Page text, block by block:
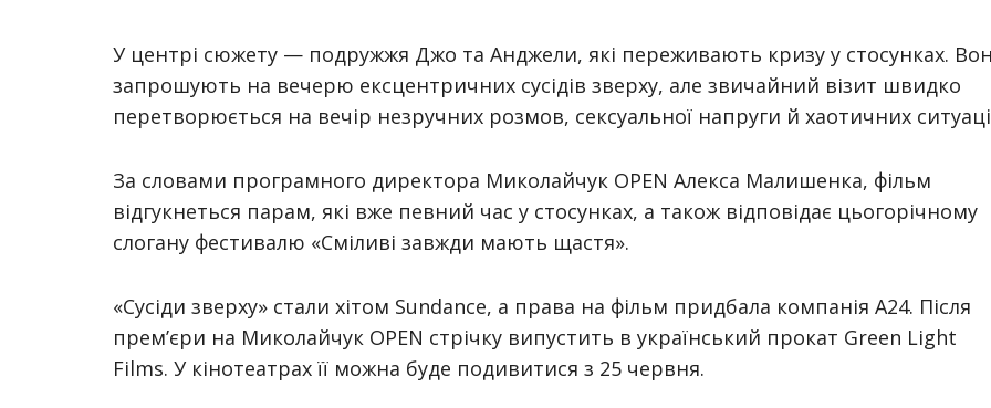
У центрі сюжету — подружжя Джо та Анджели, які переживають кризу у стосунках.
запрошують на вечерю ексцентричних сусідів зверху, але звичайний візит швидко
перетворюється на вечір незручних розмов, сексуальної напруги й хаотичних
За словами програмного директора Миколайчук OPEN Алекса Малишенка, фільм
відгукнеться парам, які вже певний час у стосунках, а також відповідає цьогорічному
слогану фестивалю «Сміливі завжди мають щастя».
«Сусіди зверху» стали хітом Sundance, а права на фільм придбала компанія A24. Після
прем’єри на Миколайчук OPEN стрічку випустить в український прокат Green Light
Films. У кінотеатрах її можна буде подивитися з 25 червня.